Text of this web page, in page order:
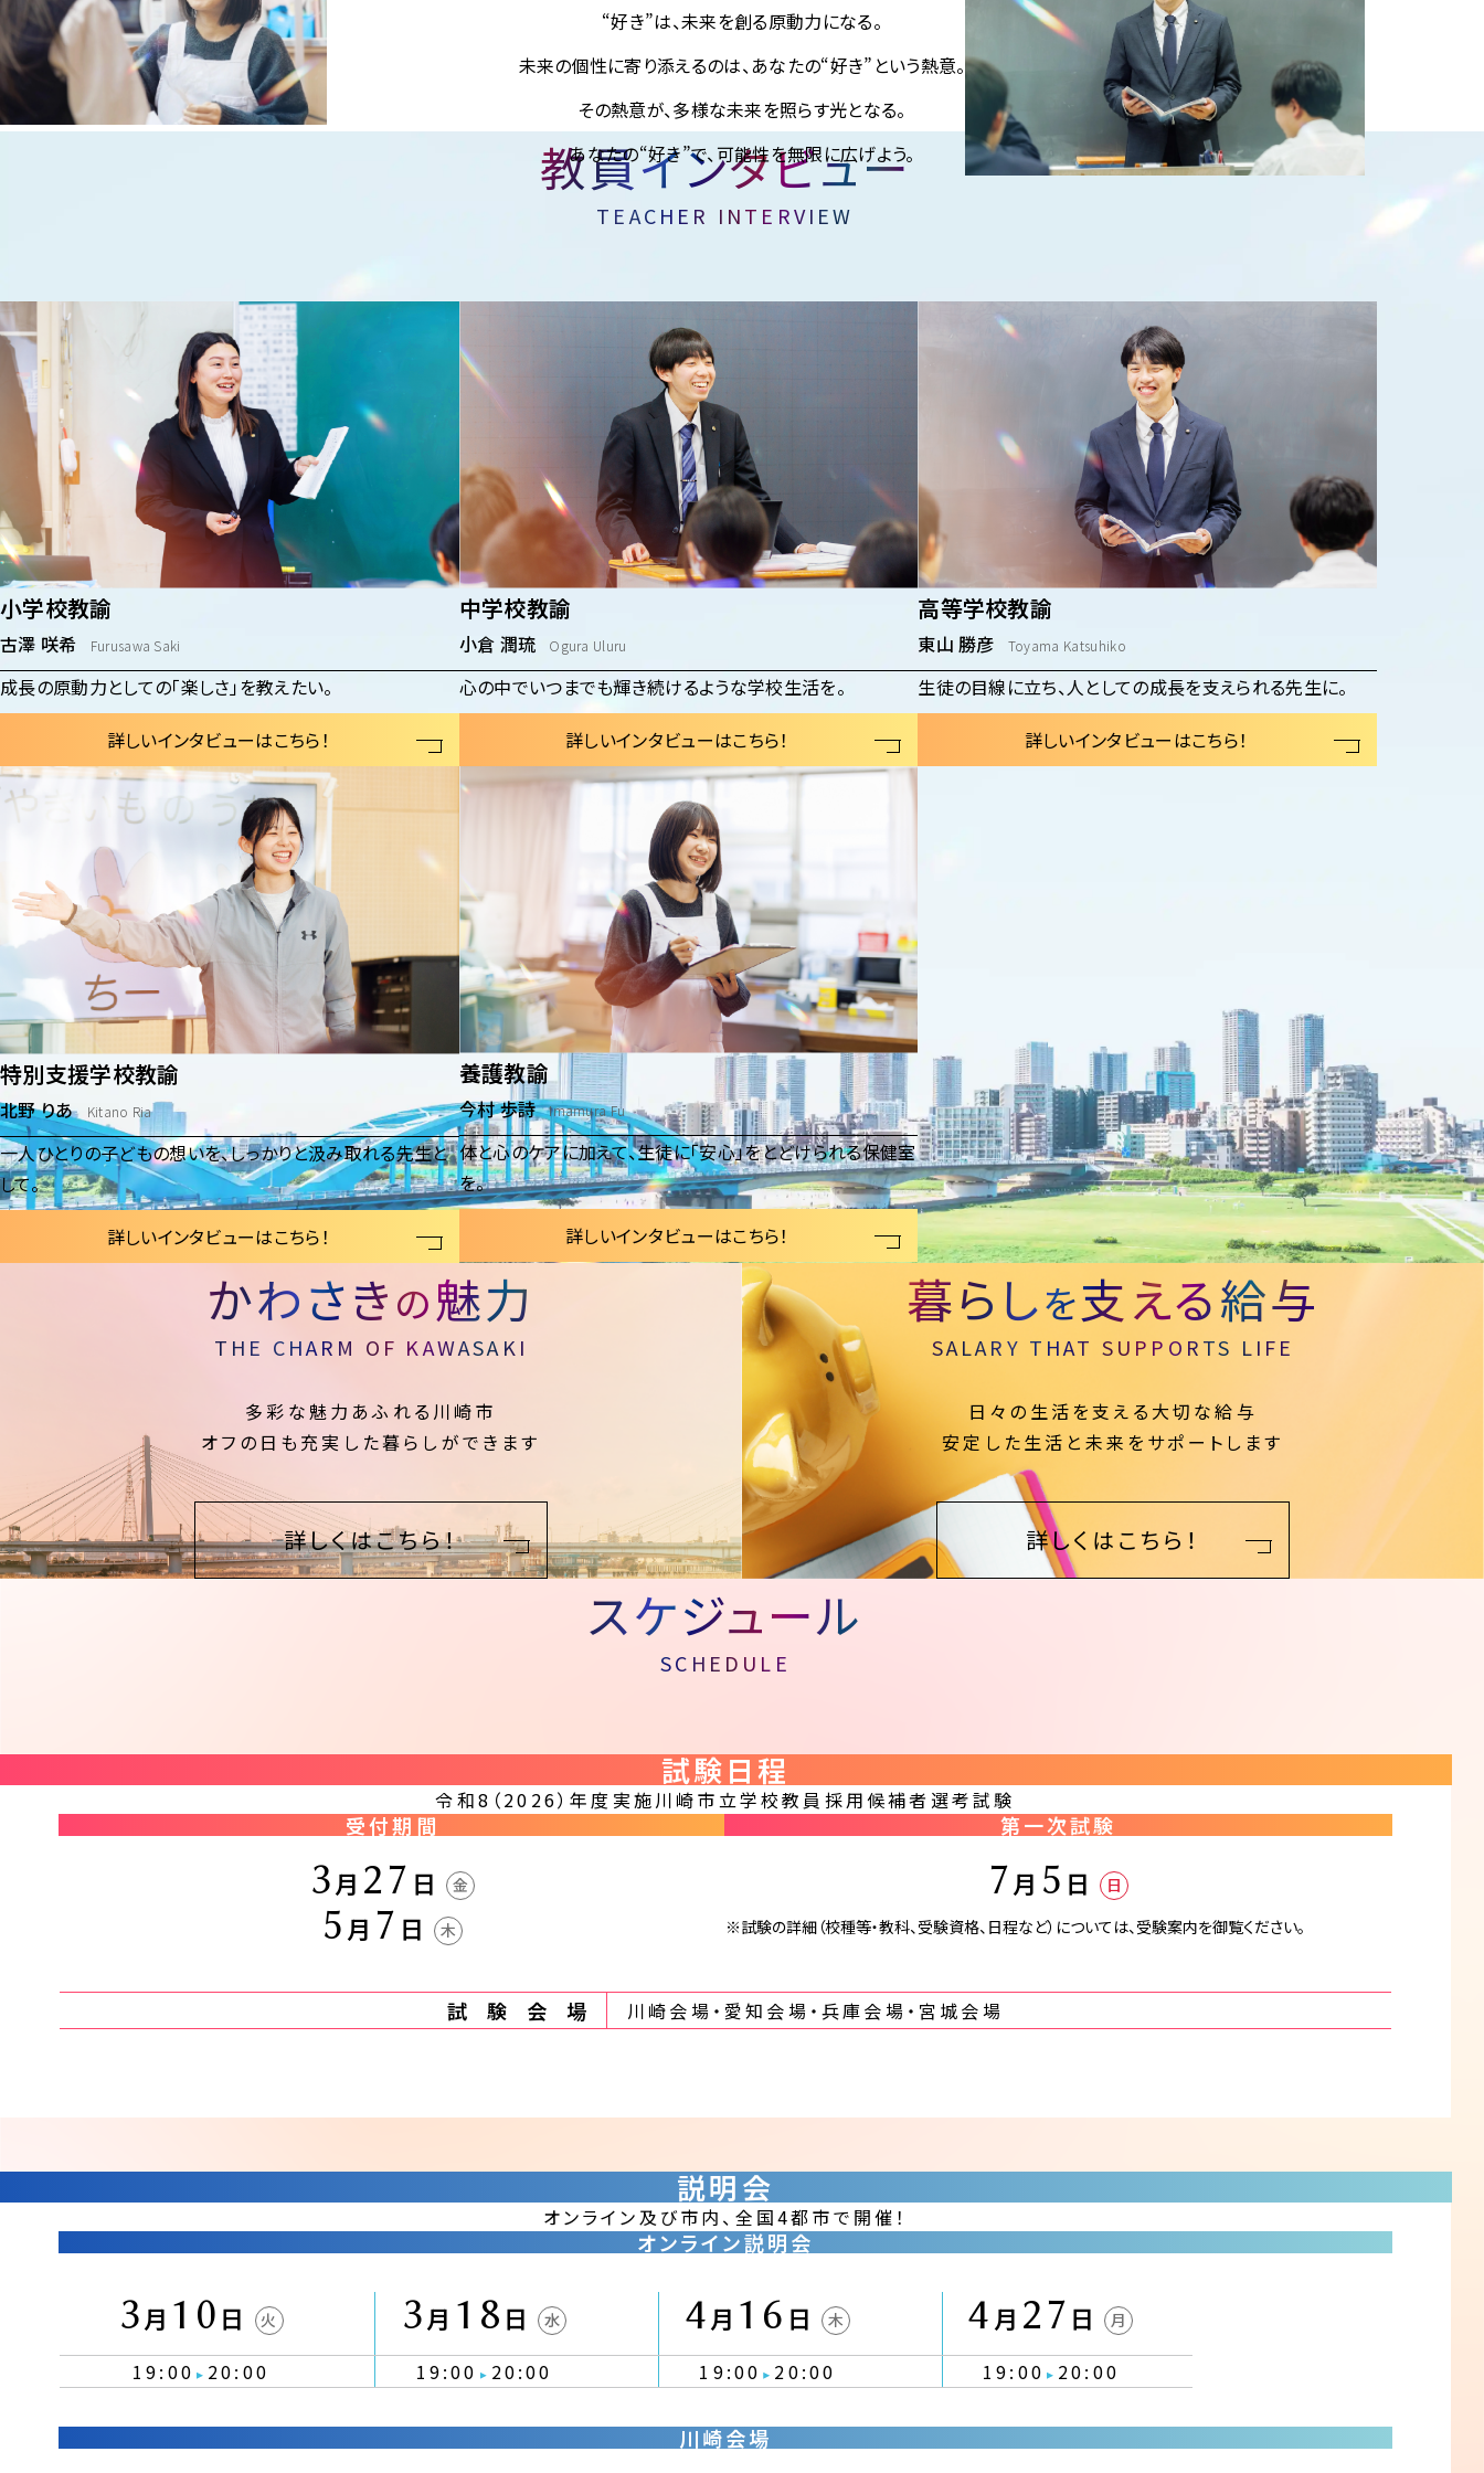
“好き”は、未来を創る原動力になる。
未来の個性に寄り添えるのは、あなたの“好き”という熱意。
その熱意が、多様な未来を照らす光となる。
あなたの“好き”で、可能性を無限に広げよう。
教員インタビュー
TEACHER INTERVIEW
小学校教諭
古澤 咲希 Furusawa Saki
成長の原動力としての「楽しさ」を教えたい。
詳しいインタビューはこちら！
中学校教諭
小倉 潤琉 Ogura Uluru
心の中でいつまでも輝き続けるような学校生活を。
詳しいインタビューはこちら！
高等学校教諭
東山 勝彦 Toyama Katsuhiko
生徒の目線に立ち、人としての成長を支えられる先生に。
詳しいインタビューはこちら！
特別支援学校教諭
北野 りあ Kitano Ria
一人ひとりの子どもの想いを、しっかりと汲み取れる先生と
して。
詳しいインタビューはこちら！
養護教諭
今村 歩詩 Imamura Fu
体と心のケアに加えて、生徒に「安心」をとどけられる保健室
を。
詳しいインタビューはこちら！
かわさきの魅力
THE CHARM OF KAWASAKI
多彩な魅力あふれる川崎市
オフの日も充実した暮らしができます
詳しくはこちら！
暮らしを支える給与
SALARY THAT SUPPORTS LIFE
日々の生活を支える大切な給与
安定した生活と未来をサポートします
詳しくはこちら！
スケジュール
SCHEDULE
試験日程
令和8（2026）年度実施川崎市立学校教員採用候補者選考試験
受付期間
3月 27 日 金
5 月 7 日 木
第一次試験
7月 5 日
日
※試験の詳細（校種等・教科、受験資格、日程など）については、 受験案内を御覧ください。
試験会場 川崎会場・愛知会場・兵庫会場・宮城会場
説明会
オンライン及び市内、全国4都市で開催！
オンライン説明会
3月 10 日 火
19:00 20:00
3月 18 日 水
19:00 20:00
4月 16 日 木
19:00 20:00
4 月 27 日 月
19:00 20:00
川崎会場